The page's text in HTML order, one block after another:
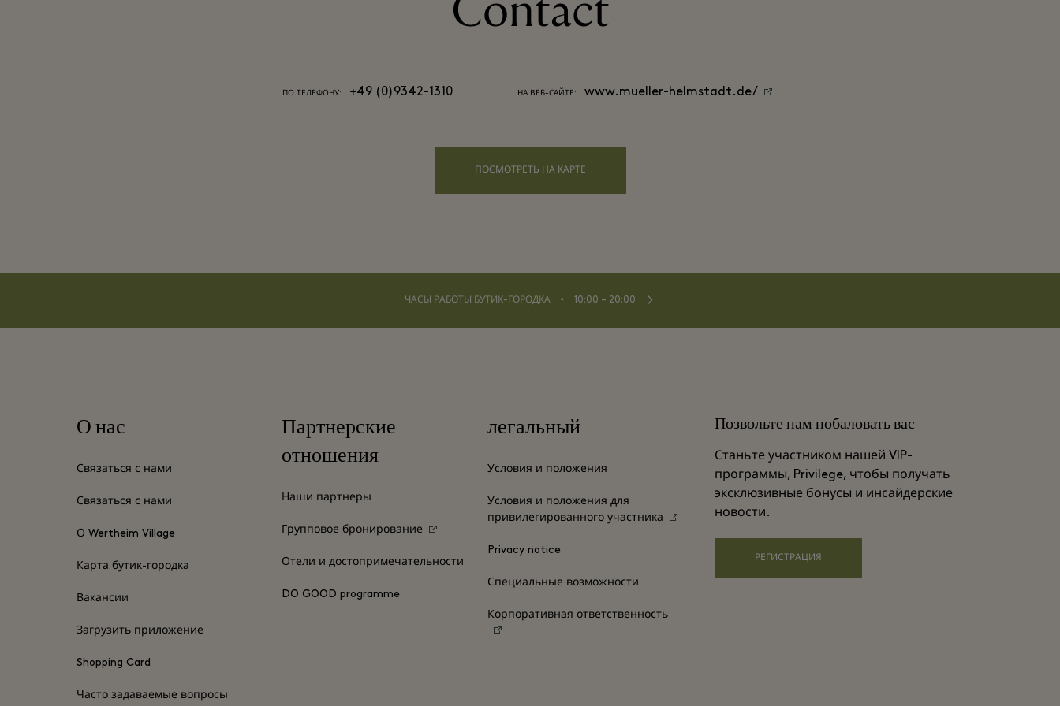
ПО ТЕЛЕФОНУ: +49 (0)9342-1310 НА ВЕБ-САЙТЕ: www.mueller-helmstadt.de/
ПОСМОТРЕТЬ НА КАРТЕ
ЧАСЫ РАБОТЫ БУТИК-ГОРОДКА ⬩ 10:00 – 20:00
О нас
Связаться с нами
Связаться с нами
О Wertheim Village
Карта бутик-городка
Вакансии
Загрузить приложение
Shopping Card
Часто задаваемые вопросы
Партнерские
отношения
Наши партнеры
Групповое бронирование
Отели и достопримечательности
DO GOOD programme
легальный
Условия и положения
Условия и положения для
привилегированного участника
Privacy notice
Специальные возможности
Корпоративная ответственность
Позвольте нам побаловать вас
Станьте участником нашей VIP-
программы, Privilege, чтобы получать
эксклюзивные бонусы и инсайдерские
новости.
РЕГИСТРАЦИЯ